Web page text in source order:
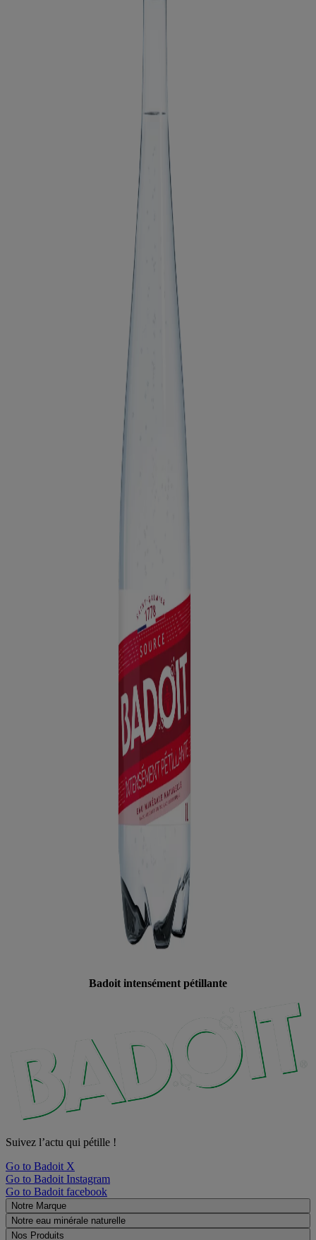
Badoit intensément pétillante
Suivez l’actu qui pétille !
Go to Badoit X
Go to Badoit Instagram
Go to Badoit facebook
Notre Marque
Notre eau minérale naturelle
Nos Produits